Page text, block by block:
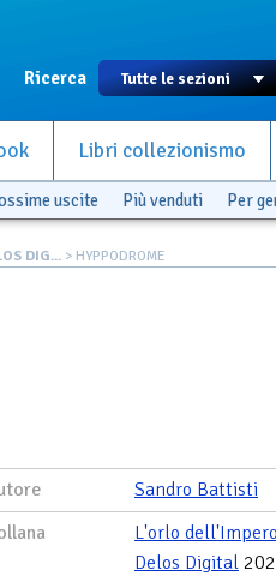
Ricerca
Libri collezionismo
uscite Più venduti Per
DIG... > HYPPODROME
Sandro Battisti
L'orlo
Delos Digital